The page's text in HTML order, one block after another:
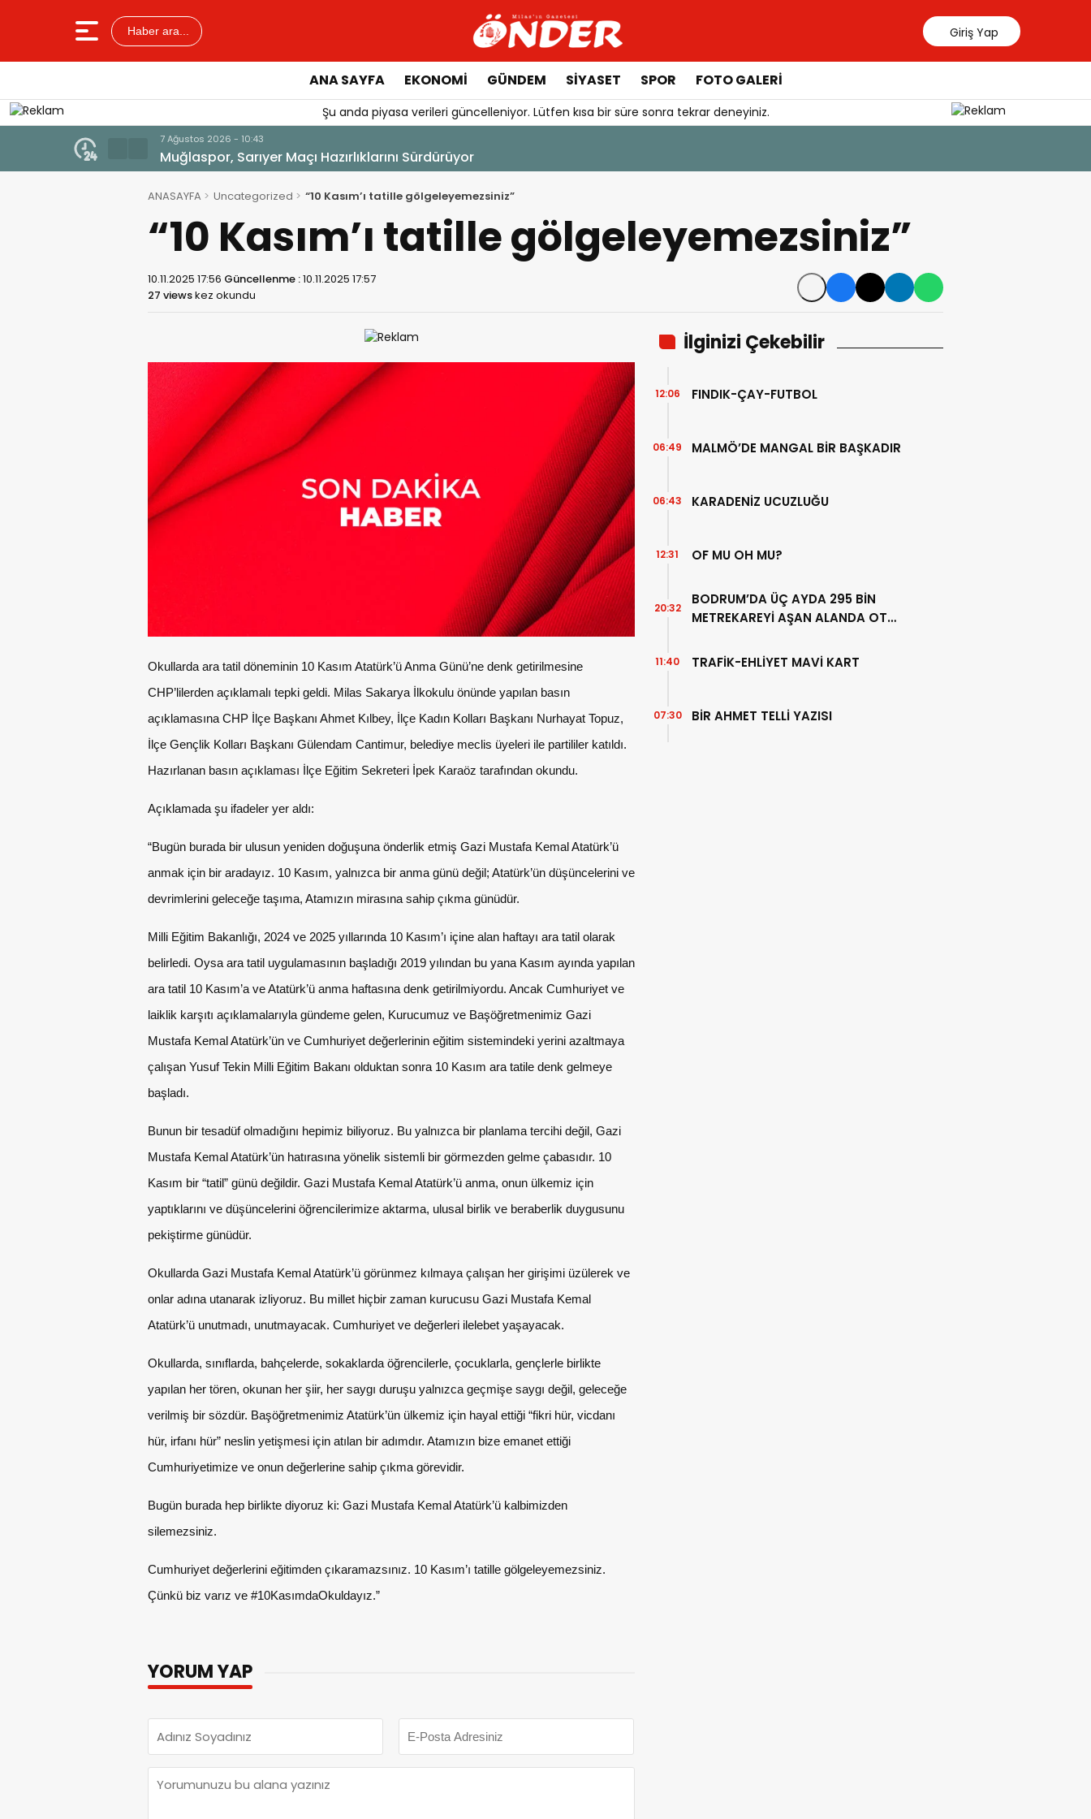
Haber ara... Giriş Yap
ANA SAYFA EKONOMİ GÜNDEM SİYASET SPOR FOTO GALERİ
Şu anda piyasa verileri güncelleniyor. Lütfen kısa bir süre sonra tekrar deneyiniz.
Enes Koç Bodrum FK’da
ANASAYFA Uncategorized “10 Kasım’ı tatille gölgeleyemezsiniz”
“10 Kasım’ı tatille gölgeleyemezsiniz”
10.11.2025 17:56 Güncellenme :10.11.2025 17:57
27 viewskez okundu
Okullarda ara tatil döneminin 10 Kasım Atatürk’ü Anma Günü’ne denk getirilmesine
CHP’lilerden açıklamalı tepki geldi. Milas Sakarya İlkokulu önünde yapılan basın
açıklamasına CHP İlçe Başkanı Ahmet Kılbey, İlçe Kadın Kolları Başkanı Nurhayat Topuz,
İlçe Gençlik Kolları Başkanı Gülendam Cantimur, belediye meclis üyeleri ile partililer katıldı.
Hazırlanan basın açıklaması İlçe Eğitim Sekreteri İpek Karaöz tarafından okundu.
Açıklamada şu ifadeler yer aldı:
“Bugün burada bir ulusun yeniden doğuşuna önderlik etmiş Gazi Mustafa Kemal Atatürk’ü
anmak için bir aradayız. 10 Kasım, yalnızca bir anma günü değil; Atatürk’ün düşüncelerini ve
devrimlerini geleceğe taşıma, Atamızın mirasına sahip çıkma günüdür.
Milli Eğitim Bakanlığı, 2024 ve 2025 yıllarında 10 Kasım’ı içine alan haftayı ara tatil olarak
belirledi. Oysa ara tatil uygulamasının başladığı 2019 yılından bu yana Kasım ayında yapılan
ara tatil 10 Kasım’a ve Atatürk’ü anma haftasına denk getirilmiyordu. Ancak Cumhuriyet ve
laiklik karşıtı açıklamalarıyla gündeme gelen, Kurucumuz ve Başöğretmenimiz Gazi
Mustafa Kemal Atatürk’ün ve Cumhuriyet değerlerinin eğitim sistemindeki yerini azaltmaya
çalışan Yusuf Tekin Milli Eğitim Bakanı olduktan sonra 10 Kasım ara tatile denk gelmeye
başladı.
Bunun bir tesadüf olmadığını hepimiz biliyoruz. Bu yalnızca bir planlama tercihi değil, Gazi
Mustafa Kemal Atatürk’ün hatırasına yönelik sistemli bir görmezden gelme çabasıdır. 10
Kasım bir “tatil” günü değildir. Gazi Mustafa Kemal Atatürk’ü anma, onun ülkemiz için
yaptıklarını ve düşüncelerini öğrencilerimize aktarma, ulusal birlik ve beraberlik duygusunu
pekiştirme günüdür.
Okullarda Gazi Mustafa Kemal Atatürk’ü görünmez kılmaya çalışan her girişimi üzülerek ve
onlar adına utanarak izliyoruz. Bu millet hiçbir zaman kurucusu Gazi Mustafa Kemal
Atatürk’ü unutmadı, unutmayacak. Cumhuriyet ve değerleri ilelebet yaşayacak.
Okullarda, sınıflarda, bahçelerde, sokaklarda öğrencilerle, çocuklarla, gençlerle birlikte
yapılan her tören, okunan her şiir, her saygı duruşu yalnızca geçmişe saygı değil, geleceğe
verilmiş bir sözdür. Başöğretmenimiz Atatürk’ün ülkemiz için hayal ettiği “fikri hür, vicdanı
hür, irfanı hür” neslin yetişmesi için atılan bir adımdır. Atamızın bize emanet ettiği
Cumhuriyetimize ve onun değerlerine sahip çıkma görevidir.
Bugün burada hep birlikte diyoruz ki: Gazi Mustafa Kemal Atatürk’ü kalbimizden
silemezsiniz.
Cumhuriyet değerlerini eğitimden çıkaramazsınız. 10 Kasım’ı tatille gölgeleyemezsiniz.
Çünkü biz varız ve #10KasımdaOkuldayız.”
YORUM YAP
İlginizi Çekebilir
FINDIK-ÇAY-FUTBOL
12:06
MALMÖ’DE MANGAL BİR BAŞKADIR
06:49
KARADENİZ UCUZLUĞU
06:43
OF MU OH MU?
12:31
BODRUM’DA ÜÇ AYDA 295 BİN
METREKAREYİ AŞAN ALANDA OT
20:32
TRAFİK-EHLİYET MAVİ KART
11:40
BİR AHMET TELLİ YAZISI
07:30